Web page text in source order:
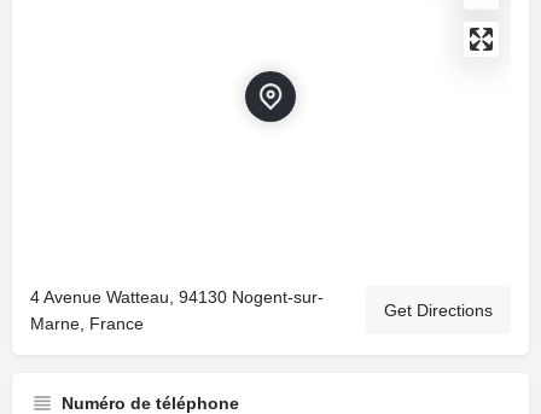
4 Avenue Watteau, 94130 Nogent-sur-
Marne, France
Get Directions
Numéro de téléphone